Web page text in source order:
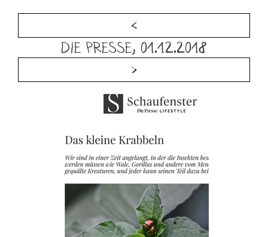
<
Die Presse, 01.12.2018
>